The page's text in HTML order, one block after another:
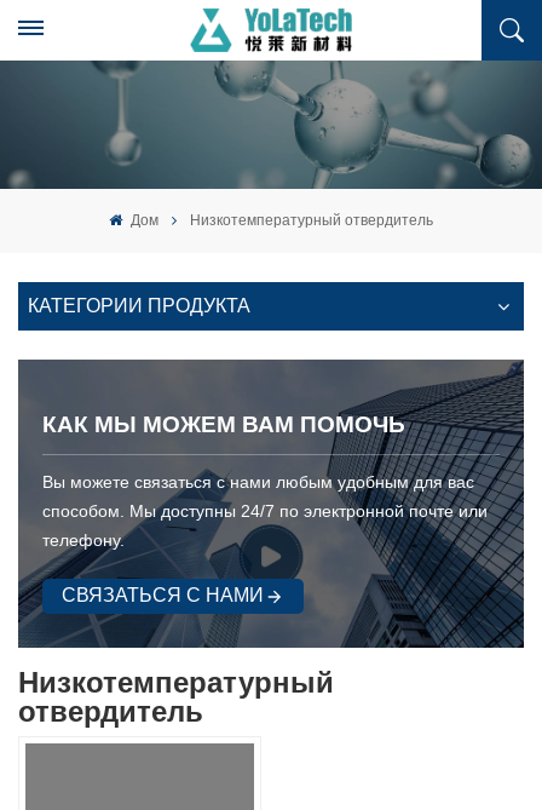
Дом Низкотемпературный отвердитель
КАТЕГОРИИ ПРОДУКТА
КАК МЫ МОЖЕМ ВАМ ПОМОЧЬ
Вы можете связаться с нами любым удобным для вас
способом. Мы доступны 24/7 по электронной почте или
телефону.
СВЯЗАТЬСЯ С НАМИ
Низкотемпературный
отвердитель